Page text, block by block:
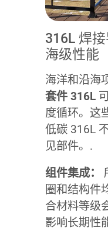
316L 焊
海级性能
海洋和沿海
套件 316L
度循环。这
低碳 316L
见部件。.
组件集成：
圈和结构件
合材料等级
影响长期性